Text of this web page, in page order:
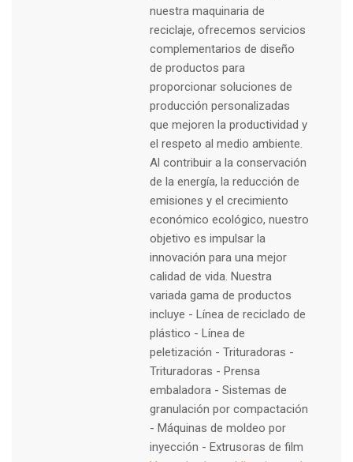
nuestra maquinaria de
reciclaje, ofrecemos servicios
complementarios de diseño
de productos para
proporcionar soluciones de
producción personalizadas
que mejoren la productividad y
el respeto al medio ambiente.
Al contribuir a la conservación
de la energía, la reducción de
emisiones y el crecimiento
económico ecológico, nuestro
objetivo es impulsar la
innovación para una mejor
calidad de vida. Nuestra
variada gama de productos
incluye - Línea de reciclado de
plástico - Línea de
peletización - Trituradoras -
Trituradoras - Prensa
embaladora - Sistemas de
granulación por compactación
- Máquinas de moldeo por
inyección - Extrusoras de film